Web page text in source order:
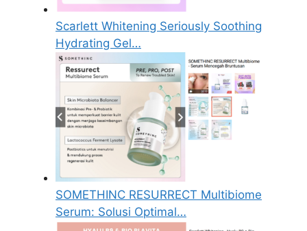
Scarlett Whitening Seriously Soothing
Hydrating Gel…
SOMETHINC RESURRECT Multibiome
Serum: Solusi Optimal…